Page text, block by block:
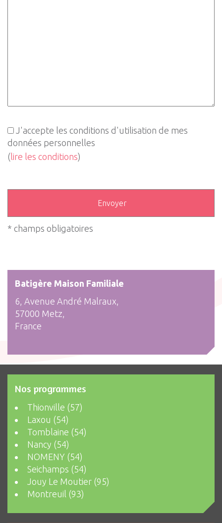
J'accepte les conditions d'utilisation de mes
données personnelles
(lire les conditions)
* champs obligatoires
Batigère Maison Familiale
6, Avenue André Malraux,
57000 Metz,
France
Nos programmes
Thionville (57)
Laxou (54)
Tomblaine (54)
Nancy (54)
NOMENY (54)
Seichamps (54)
Jouy Le Moutier (95)
Montreuil (93)